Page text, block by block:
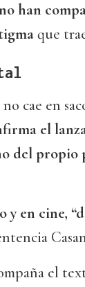
han
que
cae en
el
del propio
y en cine,
el